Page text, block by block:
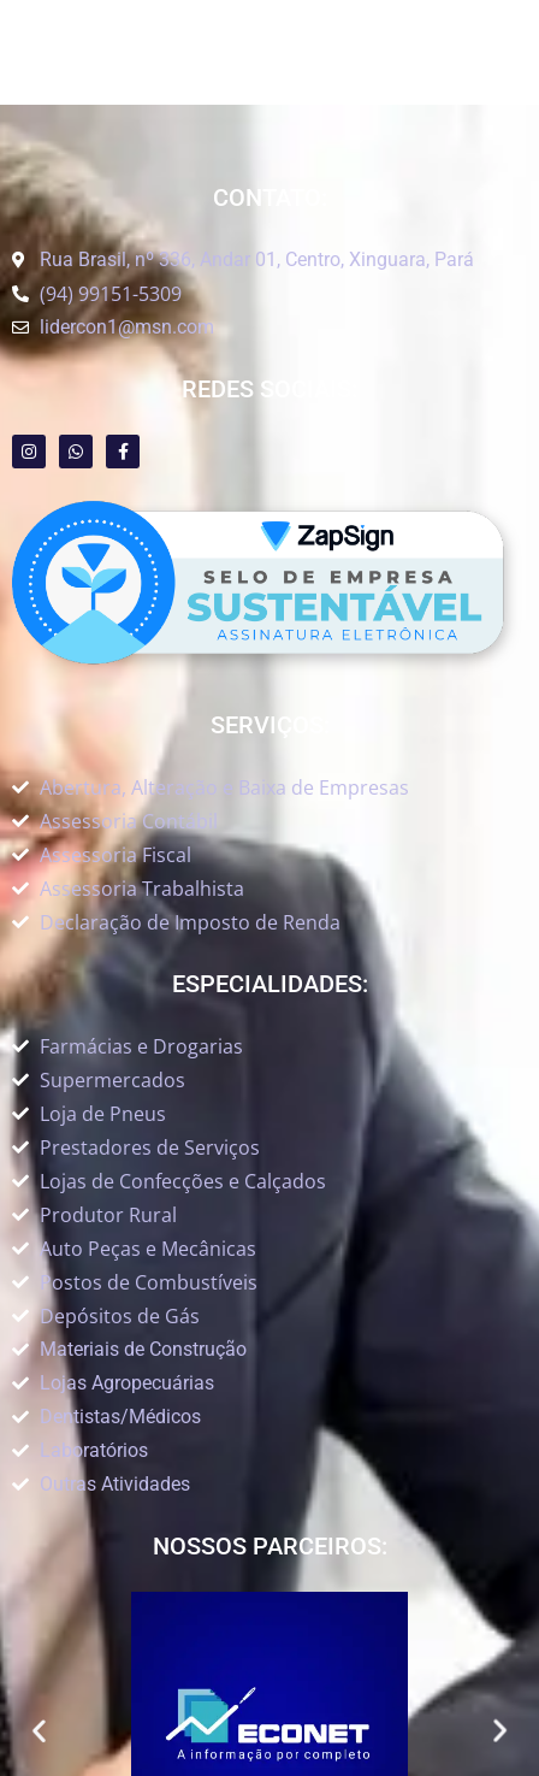
CONTATO:
Rua Brasil, nº 336, Andar 01, Centro, Xinguara, Pará
(94) 99151-5309
lidercon1@msn.com
REDES SOCIAIS:
SERVIÇOS:
Abertura, Alteração e Baixa de Empresas
Assessoria Contábil
Assessoria Fiscal
Assessoria Trabalhista
Declaração de Imposto de Renda
ESPECIALIDADES:
Farmácias e Drogarias
Supermercados
Loja de Pneus
Prestadores de Serviços
Lojas de Confecções e Calçados
Produtor Rural
Auto Peças e Mecânicas
Postos de Combustíveis
Depósitos de Gás
Materiais de Construção
Lojas Agropecuárias
Dentistas/Médicos
Laboratórios
Outras Atividades
NOSSOS PARCEIROS: